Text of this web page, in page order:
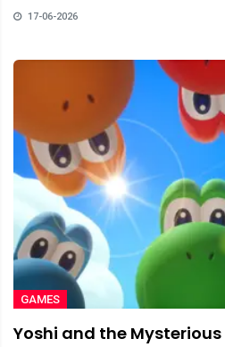
17-06-2026
GAMES
Yoshi and the Mysterious